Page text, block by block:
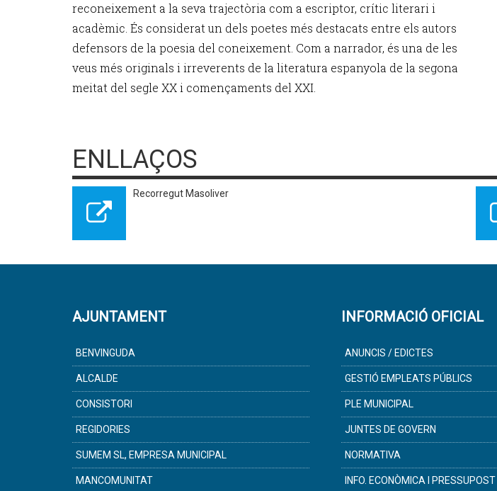
reconeixement a la seva trajectòria com a escriptor, crític literari i
acadèmic. És considerat un dels poetes més destacats entre els autors
defensors de la poesia del coneixement. Com a narrador, és una de les
veus més originals i irreverents de la literatura espanyola de la segona
meitat del segle XX i començaments del XXI.
ENLLAÇOS
Recorregut Masoliver
AJUNTAMENT
BENVINGUDA
ALCALDE
CONSISTORI
REGIDORIES
SUMEM SL, EMPRESA MUNICIPAL
MANCOMUNITAT
INFORMACIÓ OFICIAL
ANUNCIS / EDICTES
GESTIÓ EMPLEATS PÚBLICS
PLE MUNICIPAL
JUNTES DE GOVERN
NORMATIVA
INFO. ECONÒMICA I PRESSUPOST